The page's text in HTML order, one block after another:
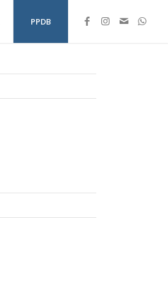
PPDB